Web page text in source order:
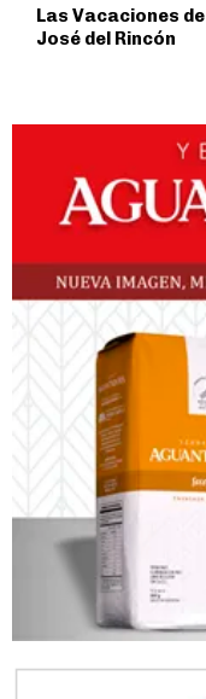
Las Vacaciones
José del Rincón